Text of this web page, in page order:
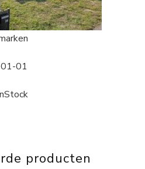
01
producten